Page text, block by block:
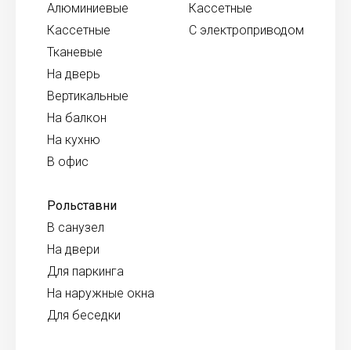
Алюминиевые
Кассетные
Тканевые
На дверь
Вертикальные
На балкон
На кухню
В офис
Кассетные
С электроприводом
Рольставни
В санузел
На двери
Для паркинга
На наружные окна
Для беседки